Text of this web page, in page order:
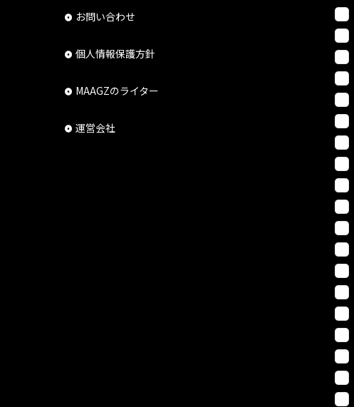
お問い合わせ
個人情報保護方針
MAAGZのライター
運営会社